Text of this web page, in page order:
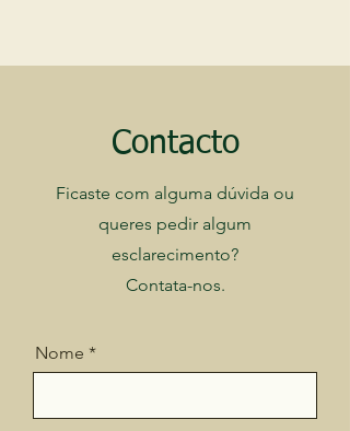
Contacto
Ficaste com alguma dúvida ou
queres pedir algum
esclarecimento?
Contata-nos.
Nome